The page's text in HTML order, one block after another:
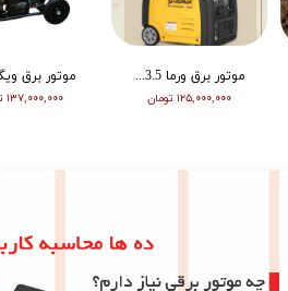
۱۳۷,۰۰۰,۰۰۰ تومان
موتور برق ورما 3.5 کیلووات سایلنت اینورتر ریموت دار VM6500i
۱۲۵,۰۰۰,۰۰۰ تومان